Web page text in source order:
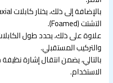
التشتت (Foamed).
علاوة على ذلك، يحدد طول
والتركيب المستقبلي.
بالتالي، يضمن انتقال إشارة
الاستخدام.